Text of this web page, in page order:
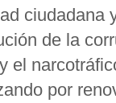
ciudadana
de la
el
por